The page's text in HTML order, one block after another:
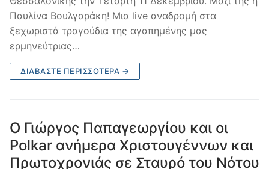
Παυλίνα Βουλγαράκη! Μια live αναδρομή στα
ξεχωριστά τραγούδια της αγαπημένης μας
ερμηνεύτριας…
ΔΙΑΒΆΣΤΕ ΠΕΡΙΣΣΌΤΕΡΑ →
Ο Γιώργος Παπαγεωργίου και οι
Polkar ανήμερα Χριστουγέννων και
Πρωτοχρονιάς σε Σταυρό του Νότου